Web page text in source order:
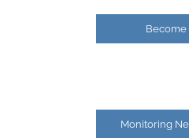
Become
Monitoring